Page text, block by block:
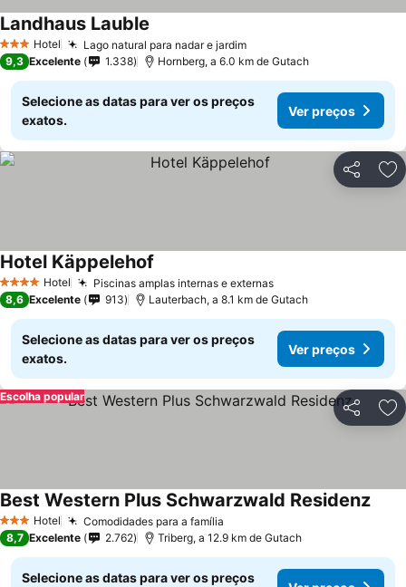
3 EstrelasHotel Lago natural para nadar e jardim
Landhaus Lauble
9,3 Excelente 1.338 Hornberg, a 6.0 km de Gutach
Selecione as datas para ver os preços
exatos.
Ver preços
Partilhar
4 EstrelasHotel Piscinas amplas internas e externas
Hotel Käppelehof
8,6 Excelente 913 Lauterbach, a 8.1 km de Gutach
Selecione as datas para ver os preços
exatos.
Ver preços
Partilhar
Escolha popular
3 EstrelasHotel Comodidades para a família
Best Western Plus Schwarzwald Residenz
8,7 Excelente 2.762 Triberg, a 12.9 km de Gutach
Selecione as datas para ver os preços